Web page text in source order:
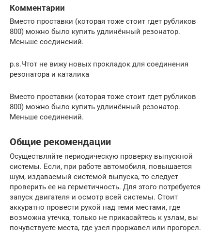
Комментарии
Вместо проставки (которая тоже стоит гдет рубликов
800) можно было купить удлинённый резонатор.
Меньше соединений.
p.s.Чтот не вижу новых прокладок для соединения
резонатора и каталика
Вместо проставки (которая тоже стоит гдет рубликов
800) можно было купить удлинённый резонатор.
Меньше соединений.
Общие рекомендации
Осуществляйте периодическую проверку выпускной
системы. Если, при работе автомобиля, повышается
шум, издаваемый системой выпуска, то следует
проверить ее на герметичность. Для этого потребуется
запуск двигателя и осмотр всей системы. Стоит
аккуратно провести рукой над теми местами, где
возможна утечка, только не прикасайтесь к узлам, вы
почувствуете места, где узел проржавел или прогорел.